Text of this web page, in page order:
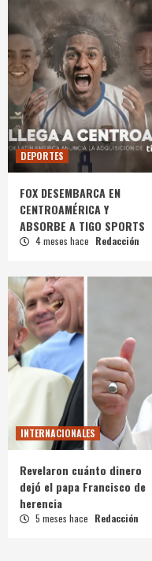
DEPORTES
FOX DESEMBARCA EN
CENTROAMÉRICA Y
ABSORBE A TIGO SPORTS
4 meses hace Redacción
INTERNACIONALES
Revelaron cuánto dinero
dejó el papa Francisco de
herencia
5 meses hace Redacción